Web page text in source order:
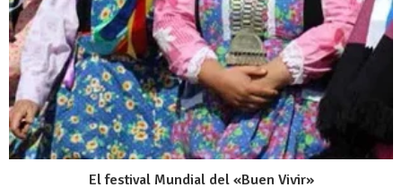
El festival Mundial del «Buen Vivir»